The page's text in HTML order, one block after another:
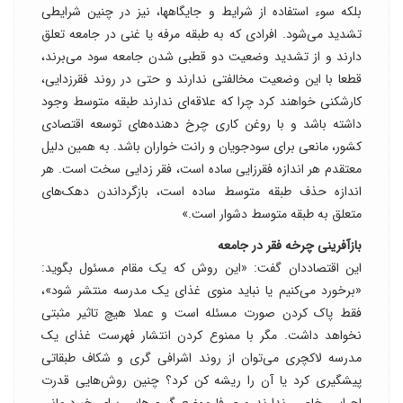
بلکه سوء استفاده از شرایط و جایگاهها، نیز در چنین شرایطی
تشدید می‌شود. افرادی که به طبقه مرفه یا غنی در جامعه تعلق
دارند و از تشدید وضعیت دو قطبی شدن جامعه سود می‌برند،
قطعا با این وضعیت مخالفتی ندارند و حتی در روند فقرزدایی،
کارشکنی خواهند کرد چرا که علاقه‌ای ندارند طبقه متوسط وجود
داشته باشد و با روغن کاری چرخ دهنده‌های توسعه اقتصادی
کشور، مانعی برای سودجویان و رانت خواران باشد. به همین دلیل
معتقدم هر اندازه فقرزایی ساده است، فقر زدایی سخت است. هر
اندازه حذف طبقه متوسط ساده است، بازگرداندن دهک‌های
متعلق به طبقه متوسط دشوار است.»
بازآفرینی چرخه فقر در جامعه
این اقتصاددان گفت: «این روش که یک مقام مسئول بگوید:
«برخورد می‌کنیم یا نباید منوی غذای یک مدرسه منتشر شود»،
فقط پاک کردن صورت مسئله است و عملا هیچ تاثیر مثبتی
نخواهد داشت. مگر با ممنوع کردن انتشار فهرست غذای یک
مدرسه لاکچری می‌توان از روند اشرافی گری و شکاف طبقاتی
پیشگیری کرد یا آن را ریشه کن کرد؟ چنین روش‌هایی قدرت